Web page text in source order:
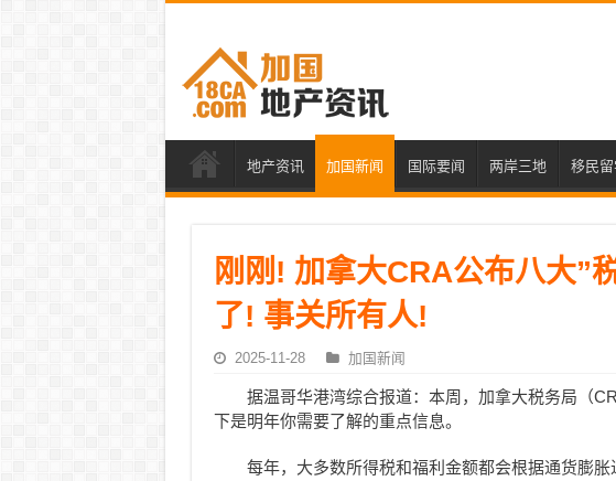
地产资讯 加国新闻 国际要闻 两岸三地 移民留
刚刚! 加拿大CRA公布八大”
了! 事关所有人!
2025-11-28 加国新闻
据温哥华港湾综合报道：本周，加拿大税务局（
下是明年你需要了解的重点信息。
每年，大多数所得税和福利金额都会根据通货膨